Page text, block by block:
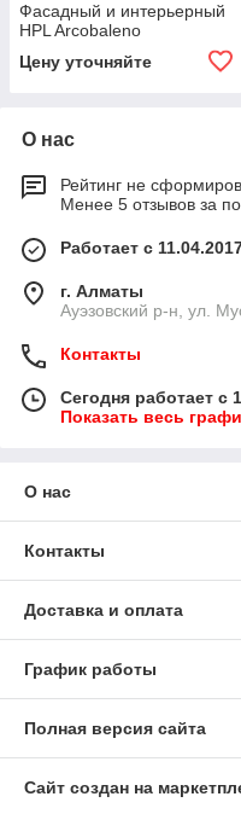
Фасадный и интерьерный
HPL Arcobaleno
Цену уточняйте
О нас
Рейтинг не
Менее 5 отзывов за
Работает с
г. Алматы
​Ауэзовский р-н, ул.
Контакты
Сегодня работает с
Показать весь
О нас
Контакты
Доставка и оплата
График работы
Полная версия сайта
Сайт создан на